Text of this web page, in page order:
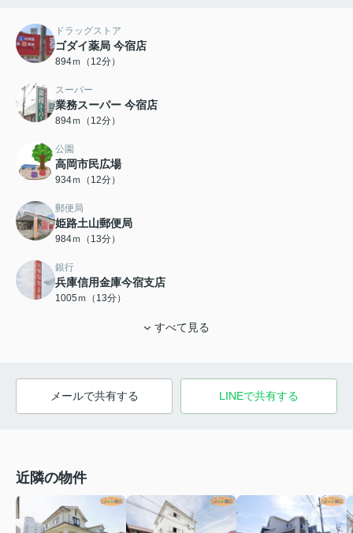
ドラッグストア
ゴダイ薬局 今宿店
894ｍ（12分）
スーパー
業務スーパー 今宿店
894ｍ（12分）
公園
高岡市民広場
934ｍ（12分）
郵便局
姫路土山郵便局
984ｍ（13分）
銀行
兵庫信用金庫今宿支店
1005ｍ（13分）
すべて見る
メールで共有する LINEで共有する
近隣の物件